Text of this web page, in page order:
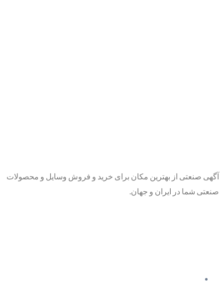
آگهی صنعتی از بهترین مکان برای خرید و فروش وسایل و محصولات
صنعتی شما در ایران و جهان.